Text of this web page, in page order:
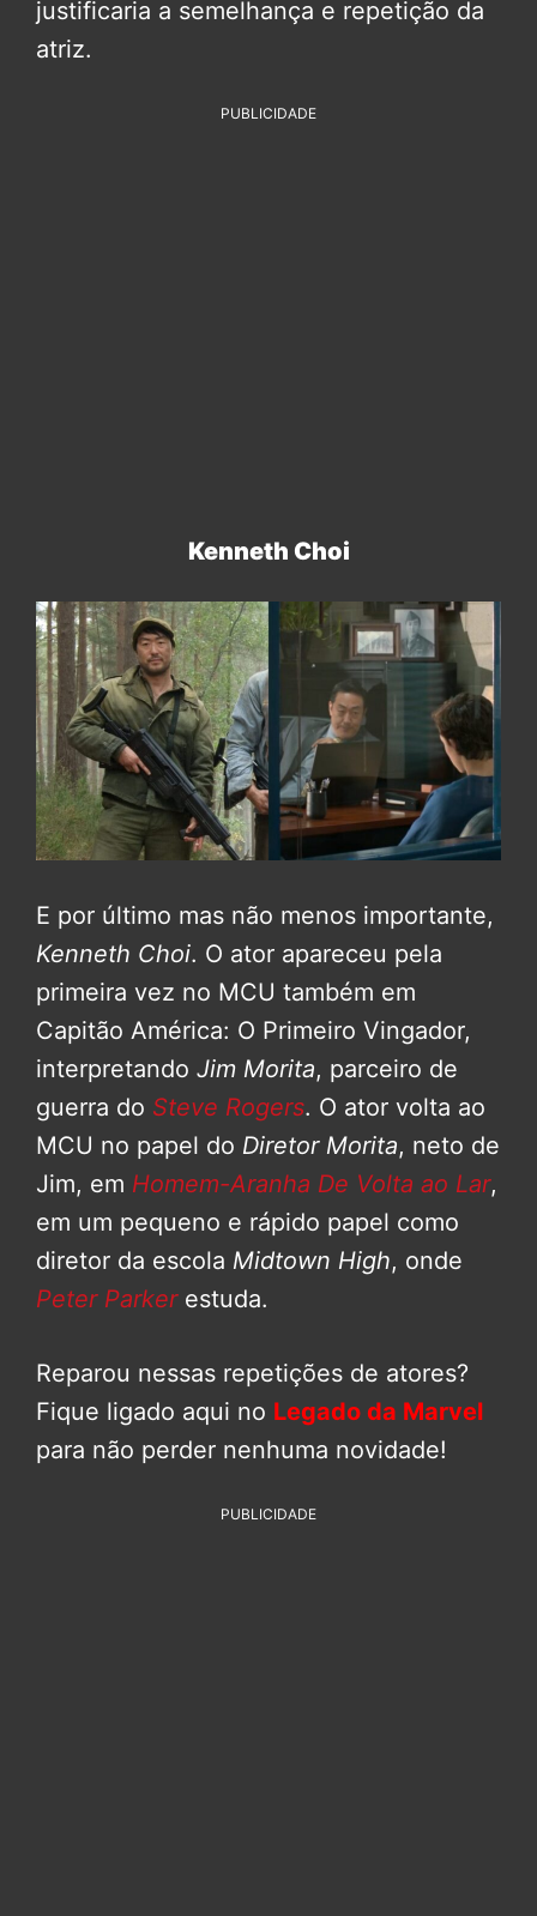
justificaria a semelhança e repetição da
atriz.
PUBLICIDADE
Kenneth Choi
E por último mas não menos importante,
Kenneth Choi. O ator apareceu pela
primeira vez no MCU também em
Capitão América: O Primeiro Vingador,
interpretando Jim Morita, parceiro de
guerra do Steve Rogers. O ator volta ao
MCU no papel do Diretor Morita, neto de
Jim, em Homem-Aranha De Volta ao Lar,
em um pequeno e rápido papel como
diretor da escola Midtown High, onde
Peter Parkerestuda.
Reparou nessas repetições de atores?
Fique ligado aqui no Legado da Marvel
para não perder nenhuma novidade!
PUBLICIDADE